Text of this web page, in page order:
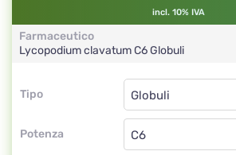
incl. 10% IVA
Farmaceutico
Lycopodium clavatumC6Globuli
Tipo
Tipo
Potenza
Globuli
C6